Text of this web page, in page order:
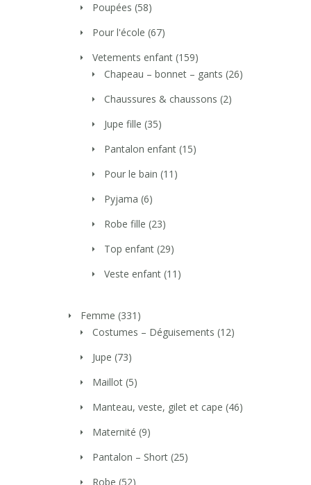
Poupées (58)
Pour l'école (67)
Vetements enfant (159)
Chapeau – bonnet – gants (26)
Chaussures & chaussons (2)
Jupe fille (35)
Pantalon enfant (15)
Pour le bain (11)
Pyjama (6)
Robe fille (23)
Top enfant (29)
Veste enfant (11)
Femme (331)
Costumes – Déguisements (12)
Jupe (73)
Maillot (5)
Manteau, veste, gilet et cape (46)
Maternité (9)
Pantalon – Short (25)
Robe (52)